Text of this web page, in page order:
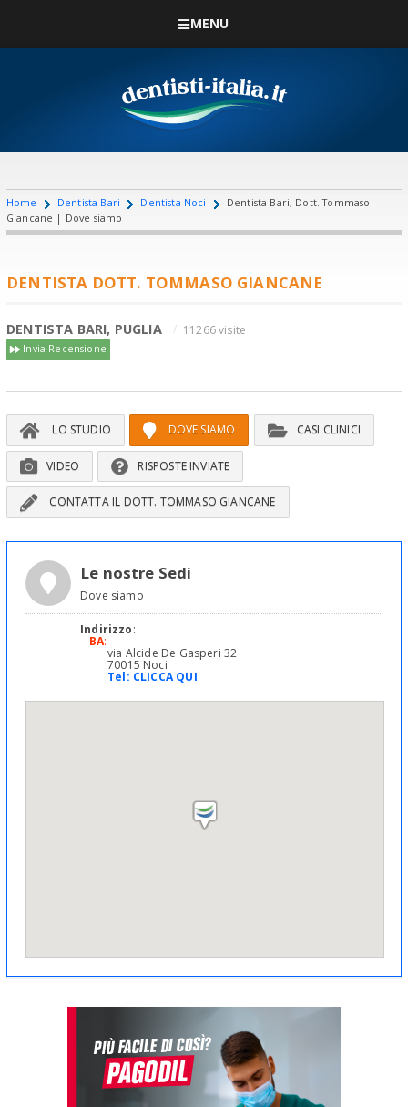
MENU
Home Dentista Bari Dentista Noci
Dentista Bari, Dott. Tommaso
Giancane | Dove siamo
DENTISTA DOTT. TOMMASO GIANCANE
DENTISTA BARI, PUGLIA 11266 visite
Invia Recensione
LO STUDIO DOVE SIAMO CASI CLINICI
VIDEO RISPOSTE INVIATE
CONTATTA IL DOTT. TOMMASO GIANCANE
Le nostre Sedi
Dove siamo
Indirizzo:
BA:
via Alcide De Gasperi 32
70015 Noci
Tel: CLICCA QUI